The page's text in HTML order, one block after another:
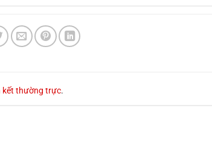
kết thường trực.